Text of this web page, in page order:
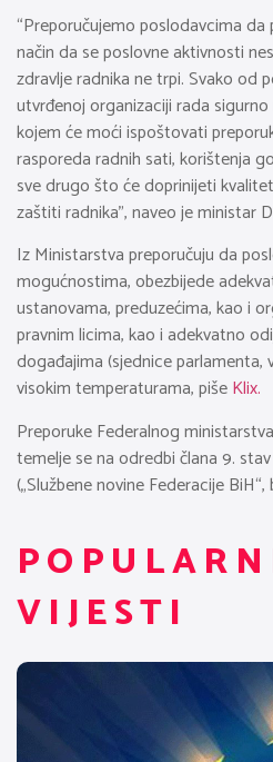
“Preporučujemo poslodavcima
način da se poslovne aktivnosti
zdravlje radnika ne trpi. Svako od
utvrđenoj organizaciji rada
kojem će moći ispoštovati
rasporeda radnih sati, korištenja
sve drugo što će doprinijeti
zaštiti radnika”, naveo je ministar
Iz Ministarstva preporučuju da
mogućnostima, obezbijede
ustanovama, preduzećima, kao i
pravnim licima, kao i adekvatno
događajima (sjednice parlamenta,
visokim temperaturama, pišeKlix.
Preporuke Federalnog
temelje se na odredbi člana 9.
(„Službene novine Federacije
VIJESTI